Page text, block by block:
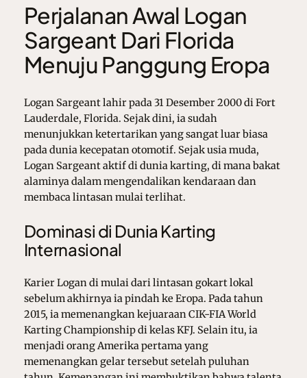
Perjalanan Awal Logan
Sargeant Dari Florida
Menuju Panggung Eropa
Logan Sargeant lahir pada 31 Desember 2000 di Fort
Lauderdale, Florida. Sejak dini, ia sudah
menunjukkan ketertarikan yang sangat luar biasa
pada dunia kecepatan otomotif. Sejak usia muda,
Logan Sargeantaktif di dunia karting, di mana bakat
alaminya dalam mengendalikan kendaraan dan
membaca lintasan mulai terlihat.
Dominasi di Dunia Karting
Internasional
Karier Logan di mulai dari lintasan gokart lokal
sebelum akhirnya ia pindah ke Eropa. Pada tahun
2015, ia memenangkan kejuaraan CIK-FIA World
Karting Championship di kelas KFJ. Selain itu, ia
menjadi orang Amerika pertama yang
memenangkan gelar tersebut setelah puluhan